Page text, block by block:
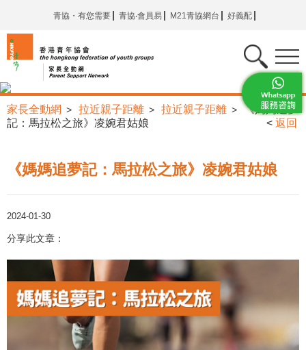
青協・有您需要 青協‧會員易 M21青協網台 好義配
家長全動網 > 拉近親子距離 > 拉近親子距離 >
《媽媽追夢
記：馬拉松之旅》凌婉君姑娘
< 返回
《媽媽追夢記：馬拉松之旅》凌婉君姑娘
2024-01-30
分享此文章：